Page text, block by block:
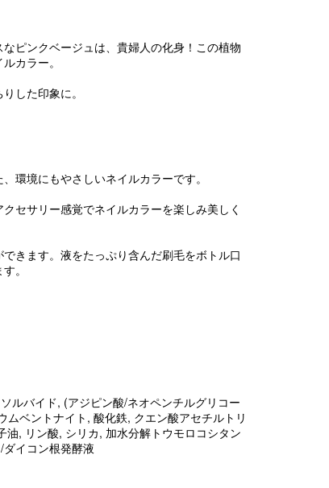
ピンクベージュは、貴婦人の化身！この植物
カラー。
した印象に。
環境にもやさしいネイルカラーです。
セサリー感覚でネイルカラーを楽しみ美しく
きます。液をたっぷり含んだ刷毛をボトル口
。
ルバイド, (アジピン酸/ネオペンチルグリコー
ベントナイト, 酸化鉄, クエン酸アセチルトリ
, リン酸, シリカ, 加水分解トウモロコシタン
イコン根発酵液